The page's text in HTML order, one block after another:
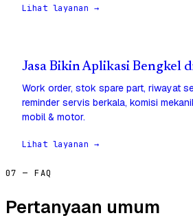
Lihat layanan →
Jasa Bikin Aplikasi Bengkel
Work order, stok spare part, riwayat
reminder servis berkala, komisi
mobil & motor.
Lihat layanan →
07 — FAQ
Pertanyaan umum